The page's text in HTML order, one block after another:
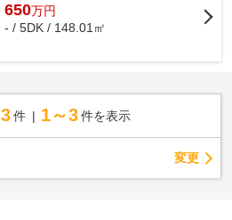
650万円
- / 5DK / 148.01㎡
3 件 1～3 件を表示
変更